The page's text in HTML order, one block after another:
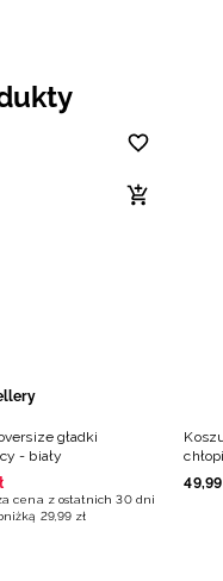
gładki
- biały
cena z ostatnich 30 dni
29,99 zł
49,99